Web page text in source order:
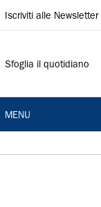
Iscriviti alle Newsletter
Sfoglia il quotidiano
MENU